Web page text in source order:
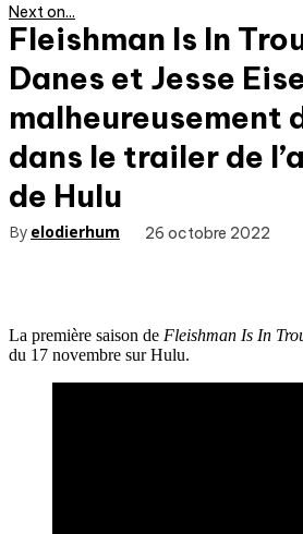
Next on...
Fleishman Is In
Danes et Jesse
malheureusement
dans le trailer de
de Hulu
By elodierhum 26 octobre 2022
La première saison de Fleishman Is In
du 17 novembre sur Hulu.